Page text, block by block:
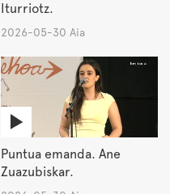
Iturriotz.
2026-05-30 Aia
Puntua emanda. Ane
Zuazubiskar.